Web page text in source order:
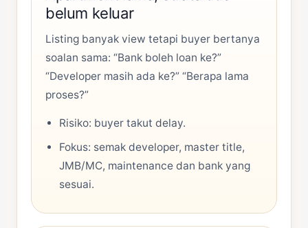
belum keluar
Listing banyak view tetapi buyer bertanya
soalan sama: “Bank boleh loan ke?”
“Developer masih ada ke?” “Berapa lama
proses?”
Risiko: buyer takut delay.
Fokus: semak developer, master title,
JMB/MC, maintenance dan bank yang
sesuai.